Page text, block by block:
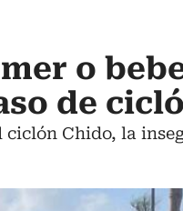
o
de
Chido, la